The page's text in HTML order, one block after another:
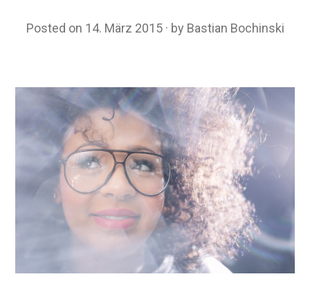
Posted on 14. März 2015 by Bastian Bochinski